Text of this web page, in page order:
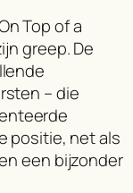
Top of a
greep. De
– die
positie, net als
een bijzonder